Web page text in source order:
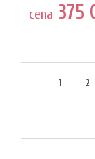
cena 375
1 2